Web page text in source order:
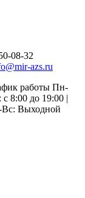
08-32
azs.ru
работы Пн-
с 8:00 до 19:00 |
Выходной